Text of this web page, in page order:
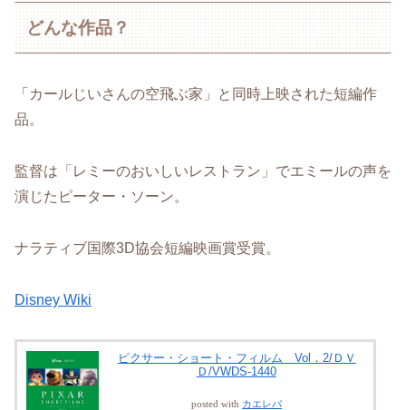
どんな作品？
「カールじいさんの空飛ぶ家」と同時上映された短編作
品。
監督は「レミーのおいしいレストラン」でエミールの声を
演じたピーター・ソーン。
ナラティブ国際3D協会短編映画賞受賞。
Disney Wiki
ピクサー・ショート・フィルム Vol．2/ＤＶ
Ｄ/VWDS-1440
posted with カエレバ